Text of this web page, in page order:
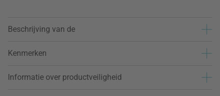
Beschrijving van de
Kenmerken
Informatie over productveiligheid